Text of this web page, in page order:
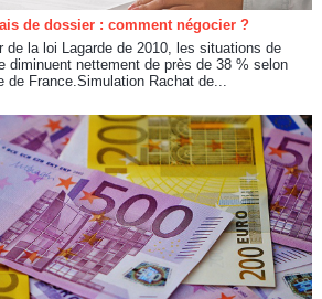
de dossier : comment négocier ?
de la loi Lagarde de 2010, les situations de
diminuent nettement de près de 38 % selon
de France.Simulation Rachat de...